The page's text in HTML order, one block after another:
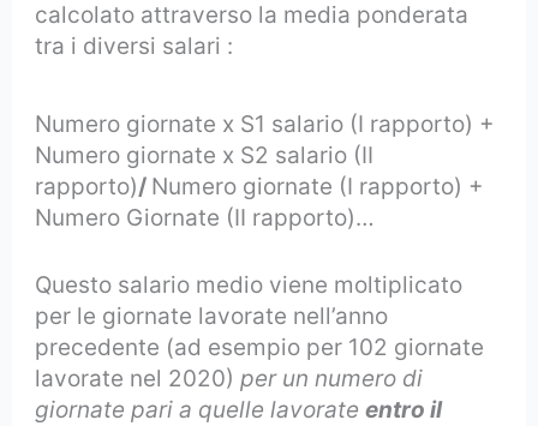
calcolato attraverso la media ponderata
tra i diversi salari :
Numero giornate x S1 salario (I rapporto) +
Numero giornate x S2 salario (II
rapporto)/ Numero giornate (I rapporto) +
Numero Giornate (II rapporto)…
Questo salario medio viene moltiplicato
per le giornate lavorate nell’anno
precedente (ad esempio per 102 giornate
lavorate nel 2020)per un numero di
giornate pari a quelle lavorateentro il